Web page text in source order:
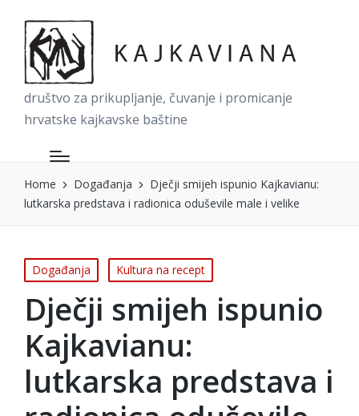
društvo za prikupljanje, čuvanje i promicanje
hrvatske kajkavske baštine
Home Događanja
Dječji smijeh ispunio Kajkavianu:
lutkarska predstava i radionica oduševile male i velike
Posted
in
Događanja Kultura na recept
Dječji smijeh ispunio
Kajkavianu:
lutkarska predstava i